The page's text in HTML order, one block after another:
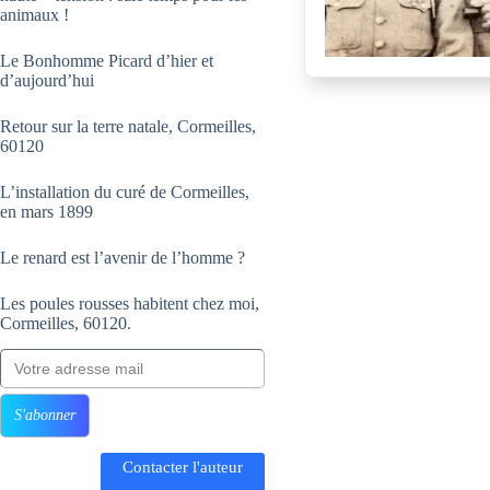
animaux !
Le Bonhomme Picard d’hier et
d’aujourd’hui
Retour sur la terre natale, Cormeilles,
60120
L’installation du curé de Cormeilles,
en mars 1899
Le renard est l’avenir de l’homme ?
Les poules rousses habitent chez moi,
Cormeilles, 60120.
Votre adresse mail
S'abonner
Contacter l'auteur